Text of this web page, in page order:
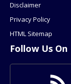
Disclaimer
Privacy Policy
HTML Sitemap
Follow Us On